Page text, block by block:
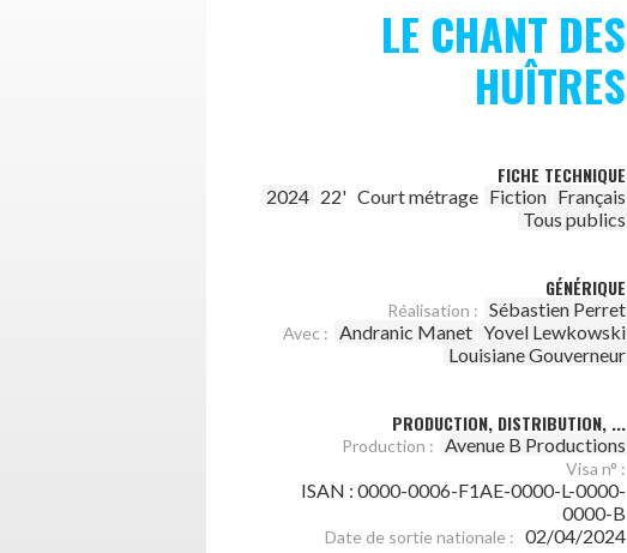
LE CHANT DES
HUÎTRES
FICHE TECHNIQUE
2024 22' Court métrage Fiction Français
Tous publics
GÉNÉRIQUE
Réalisation : Sébastien Perret
Avec : Andranic Manet Yovel Lewkowski
Louisiane Gouverneur
PRODUCTION, DISTRIBUTION, ...
Production : Avenue B Productions
Visa n° :
ISAN : 0000-0006-F1AE-0000-L-0000-
0000-B
Date de sortie nationale : 02/04/2024